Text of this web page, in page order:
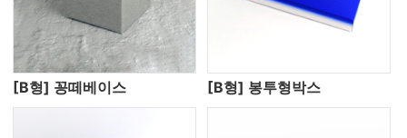
[B형] 꽁떼베이스 [B형] 봉투형박스